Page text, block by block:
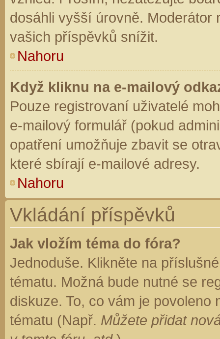
dosáhli vyšší úrovně. Moderátor
vašich příspěvků snížit.
Nahoru
Když kliknu na e-mailový
Pouze registrovaní uživatelé
e-mailový formulář (pokud
opatření umožňuje zbavit se
které sbírají e-mailové adresy.
Nahoru
Vkládání příspěvků
Jak vložím téma do fóra?
Jednoduše. Klikněte na
tématu. Možná bude nutné se
diskuze. To, co vám je
tématu (Např. Můžete přidat